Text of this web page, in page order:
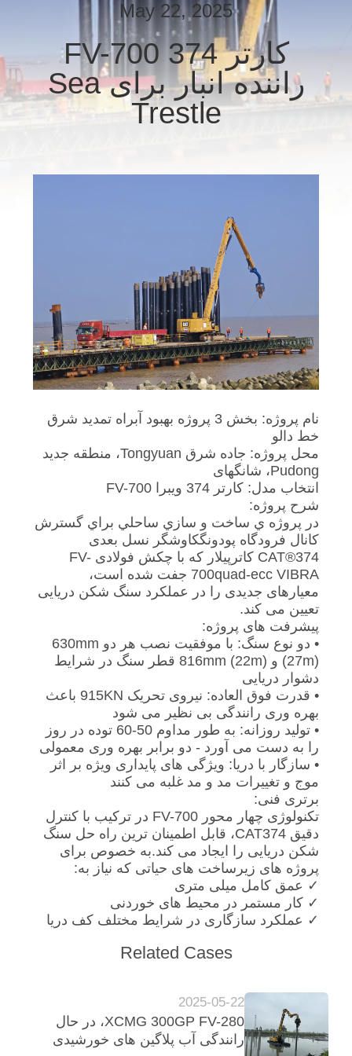
کارخانه
کنترل
اخبار
موارد
درخواست
نقل قول
نقشه
سایت
PRIVACY
POLICY
May 22, 2025
کارتر 374 FV-700
راننده انبار برای Sea
Trestle
نام پروژه: بخش 3 پروژه بهبود آبراه تمدید شرق
خط دالو
محل پروژه: جاده شرق Tongyuan، منطقه جدید
Pudong، شانگهای
انتخاب مدل: کارتر 374 ویبرا FV-700
شرح پروژه:
در پروژه ي ساخت و سازي ساحلي براي گسترش
کانال فرودگاه پودونگکاوشگر نسل بعدی
CAT®374 کاترپیلار که با چکش فولادی FV-
700quad-ecc VIBRA جفت شده است،
معیارهای جدیدی را در عملکرد سنگ شکن دریایی
تعیین می کند.
پیشرفت های پروژه:
• دو نوع سنگ: با موفقیت نصب هر دو 630mm
(27m) و 816mm (22m) قطر سنگ در شرایط
دشوار دریایی
• قدرت فوق العاده: نیروی تحریک 915KN باعث
بهره وری رانندگی بی نظیر می شود
• تولید روزانه: به طور مداوم 50-60 توده در روز
را به دست می آورد - دو برابر بهره وری معمولی
• سازگار با دریا: ویژگی های پایداری ویژه بر اثر
موج و تغییرات مد و مد غلبه می کنند
برتری فنی:
تکنولوژی چهار محور FV-700 در ترکیب با کنترل
دقیق CAT374، قابل اطمینان ترین راه حل سنگ
شکن دریایی را ایجاد می کند.به خصوص برای
پروژه های زیرساخت های حیاتی که نیاز به:
✓ عمق کامل میلی متری
✓ کار مستمر در محیط های خوردنی
✓ عملکرد سازگاری در شرایط مختلف کف دریا
Related Cases
2025-05-22
XCMG 300GP FV-280، در حال
رانندگی آب پلاگین های خورشیدی